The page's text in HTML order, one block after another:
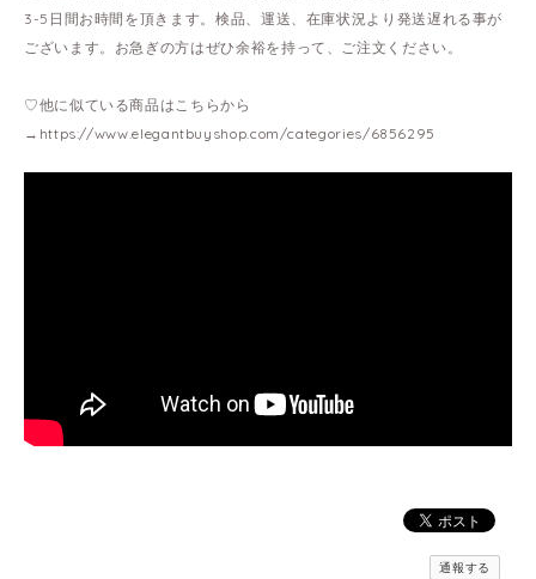
3-5日間お時間を頂きます。検品、運送、在庫状況より発送遅れる事が
ございます。お急ぎの方はぜひ余裕を持って、ご注文ください。
♡他に似ている商品はこちらから
→ https://www.elegantbuyshop.com/categories/6856295
通報する